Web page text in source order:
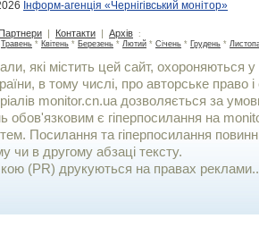
Інформ-агенція «Чернігівський монітор»
Партнери | Контакти | Архів :
Травень * Квітень * Березень * Лютий * Січень * Грудень *
які містить цей сайт, охороняються у
в тому числі, про авторське право і
monitor.cn.ua дозволяється за
обов'язковим є гiперпосилання на
Посилання та гіперпосилання
чи в другому абзаці тексту.
(PR) друкуються на правах реклами..